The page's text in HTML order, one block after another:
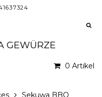
GEWÜRZE
0 Artikel
Sekuwa BBQ